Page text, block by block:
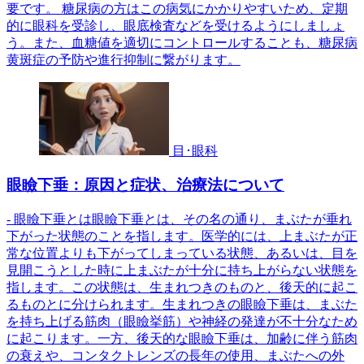
要です。 糖尿病の方はこの病気にかかりやすいため、定期
的に眼科を受診し、眼底検査などを受けるようにしましょ
う。また、血糖値を適切にコントロールすることも、糖尿病
黄斑症の予防や進行抑制に繋がります。
目･眼科
眼瞼下垂：原因と症状、治療法について
- 眼瞼下垂とは眼瞼下垂とは、その名の通り、まぶたが垂れ
下がった状態のことを指します。医学的には、上まぶたが正
常な位置よりも下がってしまっている状態、あるいは、目を
見開こうとした時に上まぶたが十分に持ち上がらない状態を
指します。この状態は、生まれつきのものと、後天的に起こ
るものとに分けられます。生まれつきの眼瞼下垂は、まぶた
を持ち上げる筋肉（眼瞼挙筋）や神経の発達が不十分なため
に起こります。一方、後天的な眼瞼下垂は、加齢に伴う筋肉
の衰えや、コンタクトレンズの長年の使用、まぶたへの外